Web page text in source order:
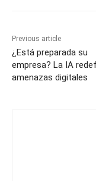
Previous article
¿Está preparada su
empresa? La IA
amenazas digitales